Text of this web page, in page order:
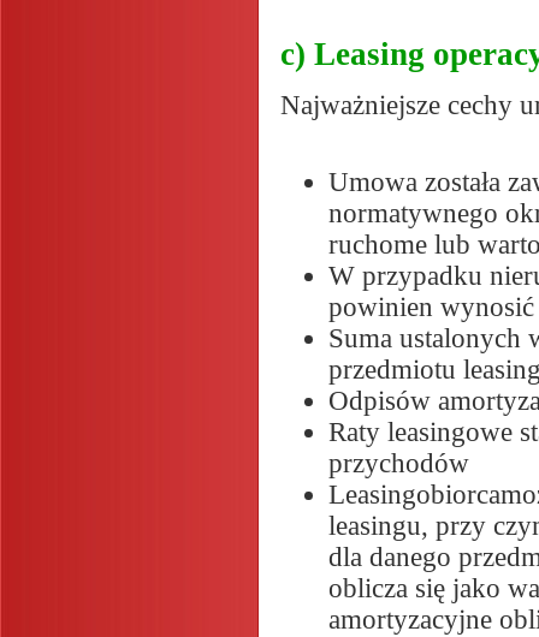
c) Leasing
Najważniejsze cechy
Umowa została
normatywnego
ruchome lub
W przypadku
powinien
Suma ustalonych
przedmiotu
Odpisów
Raty leasingowe
przychodów
leasingu, przy
dla danego
oblicza się jako
amortyzacyjne